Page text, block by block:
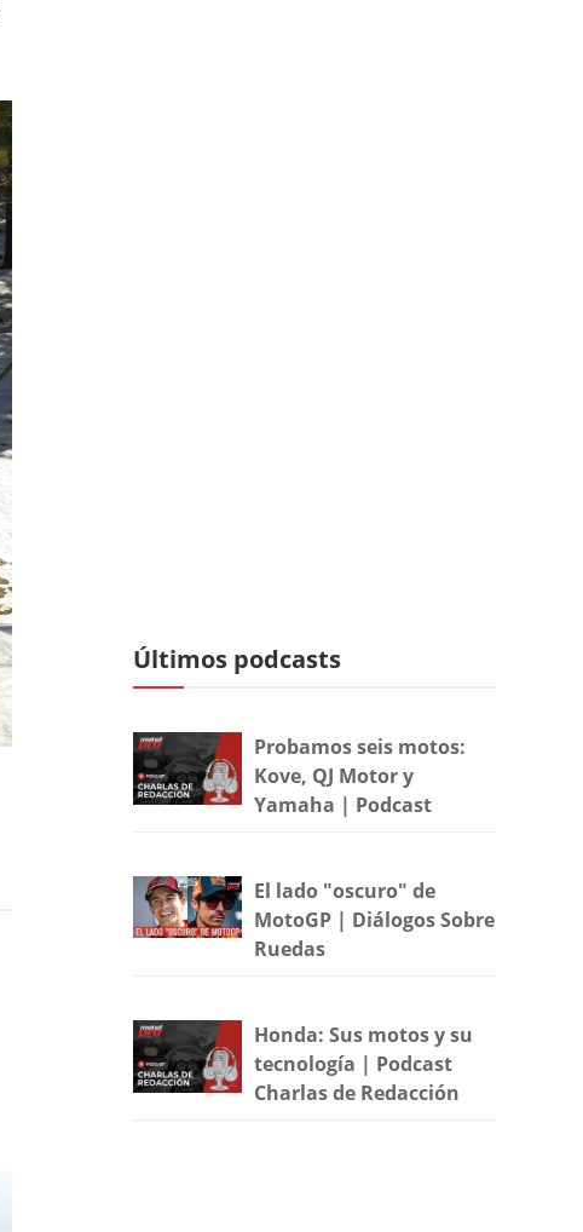
Últimos podcasts
Probamos seis motos:
Kove, QJ Motor y
Yamaha | Podcast
El lado "oscuro" de
MotoGP | Diálogos Sobre
Ruedas
Honda: Sus motos y su
tecnología | Podcast
Charlas de Redacción